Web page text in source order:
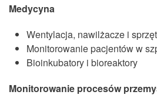
Medycyna
Wentylacja, nawilżacze i
Monitorowanie pacjentów w
Bioinkubatory i bioreaktory
Monitorowanie procesów